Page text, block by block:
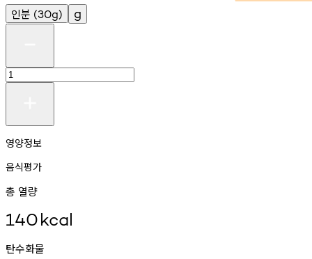
인분 (30g) g
영양정보
음식평가
총 열량
140kcal
탄수화물